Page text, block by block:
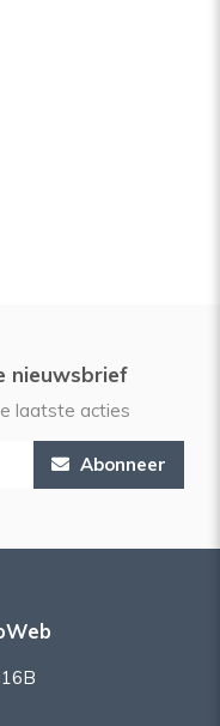
nieuwsbrief
laatste acties
Abonneer